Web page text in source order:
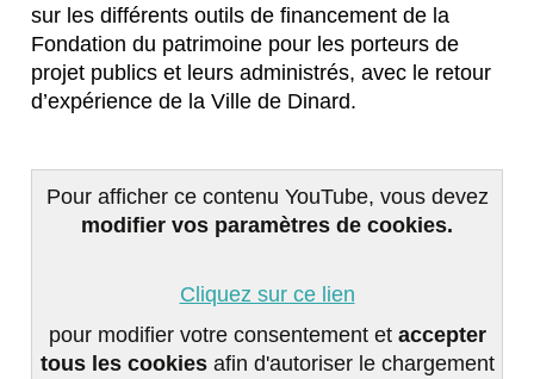
sur les différents outils de financement de la
Fondation du patrimoine pour les porteurs de
projet publics et leurs administrés, avec le retour
d’expérience de la Ville de Dinard.
Pour afficher ce contenu YouTube, vous devez
modifier vos paramètres de cookies.
Cliquez sur ce lien
pour modifier votre consentement et accepter
tous les cookies afin d'autoriser le chargement